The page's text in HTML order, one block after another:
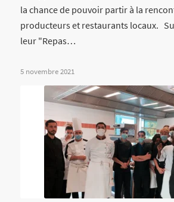
la chance de pouvoir partir à la
producteurs et restaurants locaux.
leur "Repas…
5 novembre 2021